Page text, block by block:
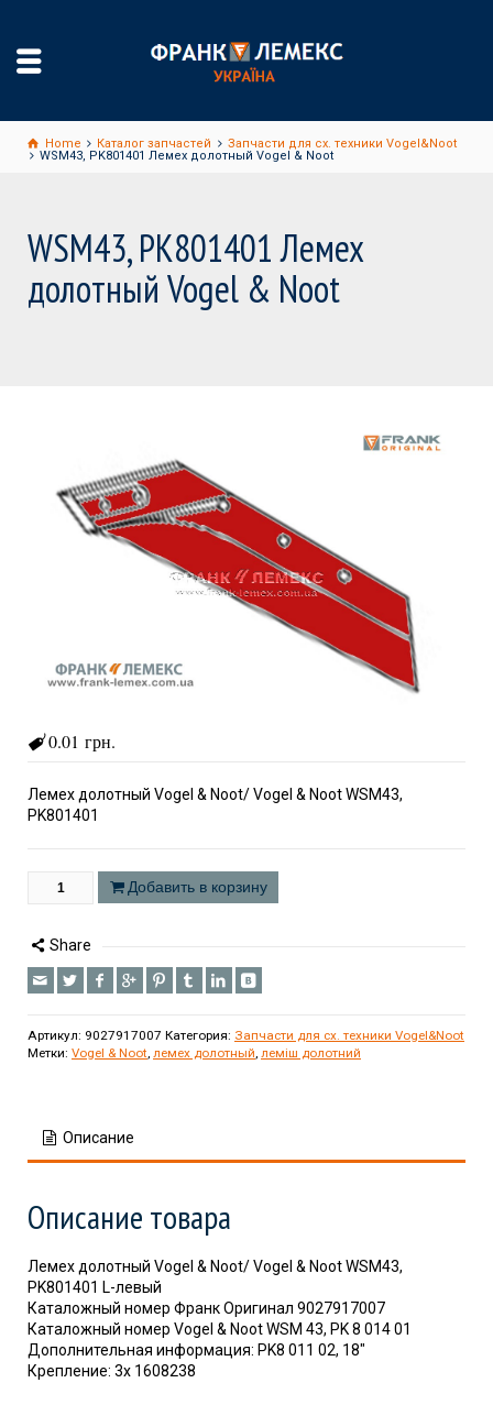
Home Каталог запчастей
Запчасти для сх. техники Vogel&Noot
WSM43, PK801401 Лемех долотный Vogel & Noot
WSM43, PK801401 Лемех
долотный Vogel & Noot
0.01 грн.
Лемех долотный Vogel & Noot/ Vogel & Noot WSM43,
PK801401
Добавить в корзину
Share
Артикул: 9027917007 Категория: Запчасти для сх. техники Vogel&Noot
Метки: Vogel & Noot, лемех долотный, леміш долотний
Описание
Описание товара
Лемех долотный Vogel & Noot/ Vogel & Noot WSM43,
PK801401 L-левый
Каталожный номер Франк Оригинал 9027917007
Каталожный номер Vogel & Noot WSM 43, PK 8 014 01
Дополнительная информация: PK8 011 02, 18″
Крепление: 3x 1608238